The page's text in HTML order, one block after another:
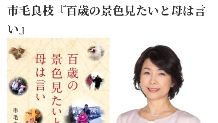
市毛良枝『百歳の景色見たいと母は言
い』